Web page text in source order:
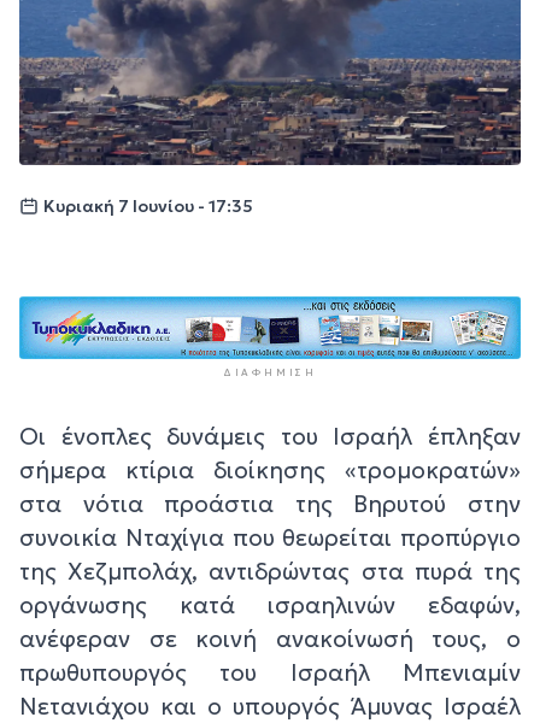
Κυριακή 7 Ιουνίου - 17:35
ΔΙΑΦΉΜΙΣΗ
Οι ένοπλες δυνάμεις του Ισραήλ έπληξαν
σήμερα κτίρια διοίκησης «τρομοκρατών»
στα νότια προάστια της Βηρυτού στην
συνοικία Νταχίγια που θεωρείται προπύργιο
της Χεζμπολάχ, αντιδρώντας στα πυρά της
οργάνωσης κατά ισραηλινών εδαφών,
ανέφεραν σε κοινή ανακοίνωσή τους, ο
πρωθυπουργός του Ισραήλ Μπενιαμίν
Νετανιάχου και ο υπουργός Άμυνας Ισραέλ